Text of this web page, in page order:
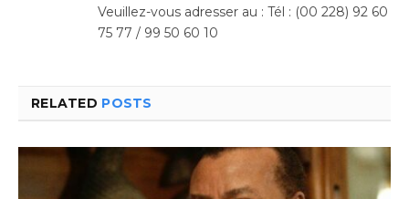
Veuillez-vous adresser au : Tél : (00 228) 92 60
75 77 / 99 50 60 10
RELATED POSTS